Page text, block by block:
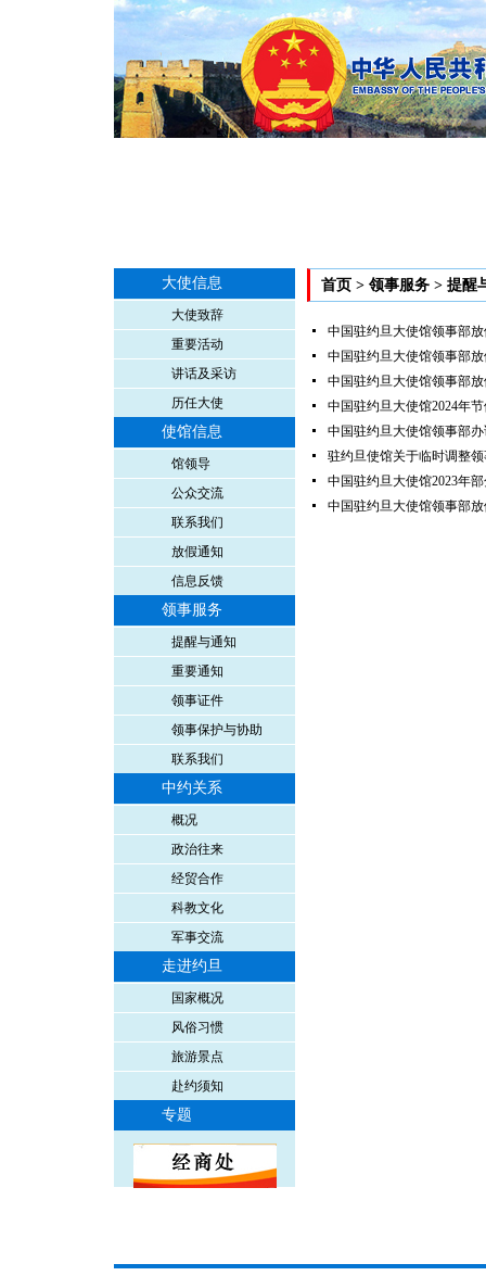
大使信息
大使致辞
重要活动
讲话及采访
历任大使
使馆信息
馆领导
公众交流
联系我们
放假通知
信息反馈
领事服务
提醒与通知
重要通知
领事证件
领事保护与协助
联系我们
中约关系
概况
政治往来
经贸合作
科教文化
军事交流
走进约旦
国家概况
风俗习惯
旅游景点
赴约须知
专题
首页 > 领事服务 > 提醒
中国驻约旦大使馆领事部
中国驻约旦大使馆领事部
中国驻约旦大使馆领事部
中国驻约旦大使馆2024年
中国驻约旦大使馆领事部
驻约旦使馆关于临时调整
中国驻约旦大使馆2023年
中国驻约旦大使馆领事部